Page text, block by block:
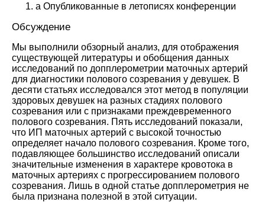
a Опубликованные в летописях конференции
Обсуждение
Мы выполнили обзорный анализ, для отображения
существующей литературы и обобщения данных
исследований по допплерометрии маточных артерий
для диагностики полового созревания у девушек. В
десяти статьях исследовался этот метод в популяции
здоровых девушек на разных стадиях полового
созревания или с признаками преждевременного
полового созревания. Пять исследований показали,
что ИП маточных артерий с высокой точностью
определяет начало полового созревания. Кроме того,
подавляющее большинство исследований описали
значительные изменения в характере кровотока в
маточных артериях с прогрессированием полового
созревания. Лишь в одной статье допплерометрия не
была признана полезной в этой ситуации.